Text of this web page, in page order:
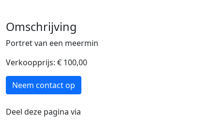
Omschrijving
Portret van een meermin
Verkoopprijs: € 100,00
Neem contact op
Deel deze pagina via